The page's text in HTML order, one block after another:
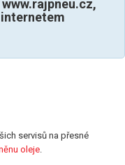
servisů na přesné
oleje.